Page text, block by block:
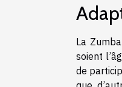
La
soient
de